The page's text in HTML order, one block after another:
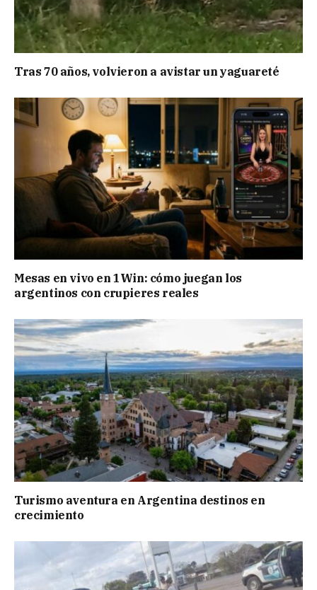
Tras 70 años, volvieron a avistar un yaguareté
Mesas en vivo en 1Win: cómo juegan los
argentinos con crupieres reales
Turismo aventura en Argentina destinos en
crecimiento